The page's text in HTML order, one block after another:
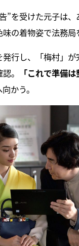
”を受けた元子は
の着物姿で法務局
行し、「梅村」
。
「これで準備
かう。